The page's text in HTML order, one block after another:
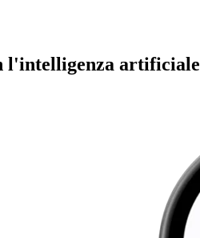
l'intelligenza artificiale